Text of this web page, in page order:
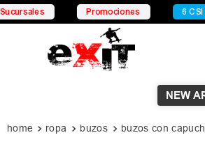
Promociones 6 CSI con
NEW
ropa buzos buzos con